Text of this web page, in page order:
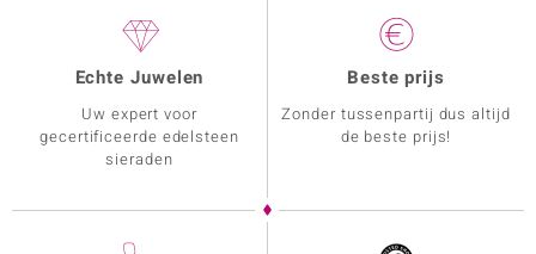
Echte Juwelen
Uw expert voor
gecertificeerde edelsteen
sieraden
Beste prijs
Zonder tussenpartij dus altijd
de beste prijs!